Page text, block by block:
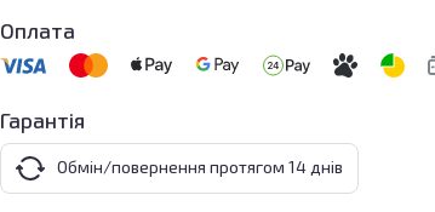
Оплата
Гарантія
Обмін/повернення протягом 14 днів